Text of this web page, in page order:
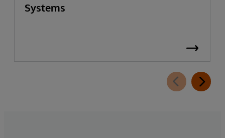
Systems